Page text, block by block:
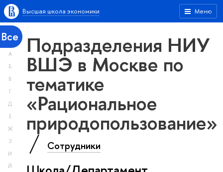
Меню
Высшая школа экономики
Все
А
Б
В
Г
Д
Е
Ж
З
И
Й
Подразделения НИУ
ВШЭ в Москве по
тематике
«Рациональное
природопользование»
Сотрудники